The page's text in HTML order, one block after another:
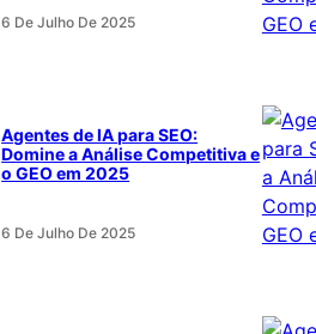
6 De Julho De 2025
Agentes de IA para SEO:
Domine a Análise Competitiva e
o GEO em 2025
6 De Julho De 2025